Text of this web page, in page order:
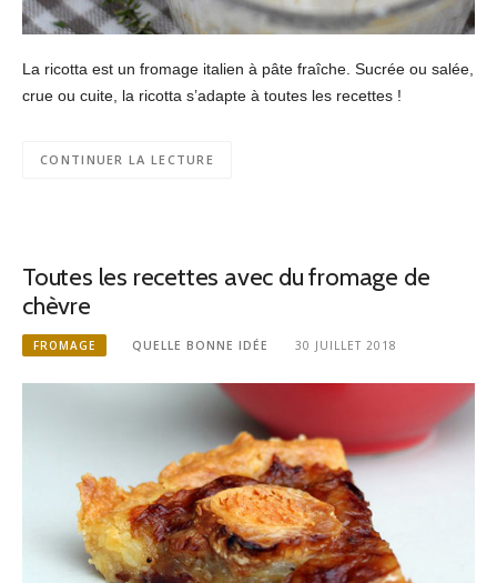
La ricotta est un fromage italien à pâte fraîche. Sucrée ou salée,
crue ou cuite, la ricotta s’adapte à toutes les recettes !
CONTINUER LA LECTURE
Toutes les recettes avec du fromage de
chèvre
FROMAGE QUELLE BONNE IDÉE 30 JUILLET 2018